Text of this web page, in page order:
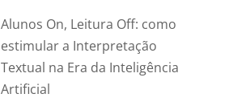
Alunos On, Leitura Off: como
estimular a Interpretação
Textual na Era da Inteligência
Artificial